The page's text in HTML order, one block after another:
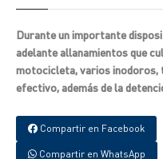
Durante un importante
adelante allanamientos que
motocicleta, varios inodoros,
efectivo, además de la
Compartir en Facebook
Compartir en WhatsApp